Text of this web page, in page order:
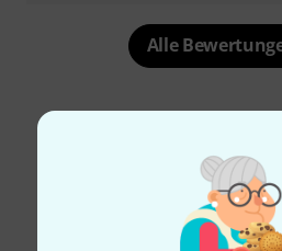
Alle
Alle